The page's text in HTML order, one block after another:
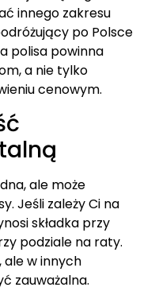
innego zakresu
po Polsce
polisa powinna
a nie tylko
cenowym.
ale może
Jeśli zależy Ci na
składka przy
podziale na raty.
ale w innych
zauważalna.